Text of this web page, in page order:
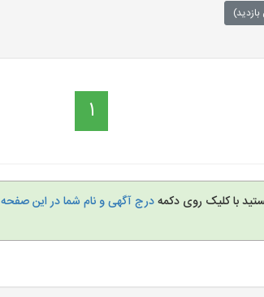
1
با کلیک روی دکمهدرج آگهی و نام شما در این صفحه